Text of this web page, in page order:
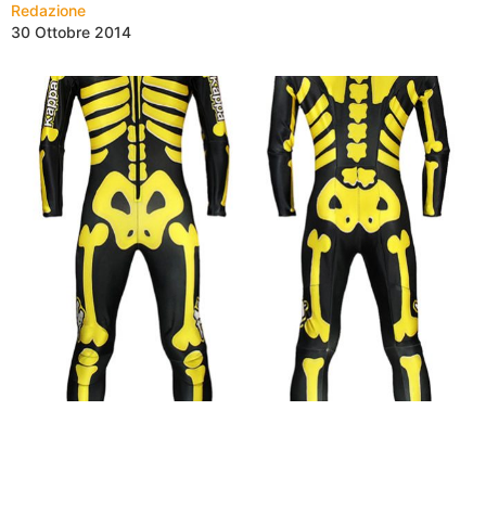
Redazione
30 Ottobre 2014